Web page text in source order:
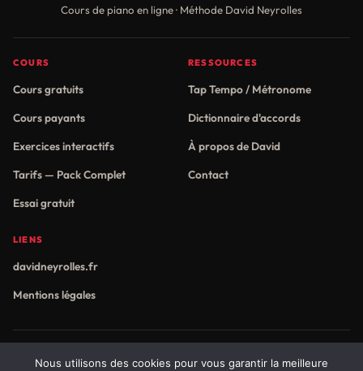
Cours de piano en ligne · Méthode David Neyrolles
COURS
Cours gratuits
Cours payants
Exercices interactifs
Tarifs — Pack Complet
Essai gratuit
RESSOURCES
Tap Tempo / Métronome
Dictionnaire d'accords
À propos de David
Contact
LIENS
davidneyrolles.fr
Mentions légales
Nous utilisons des cookies pour vous garantir la meilleure